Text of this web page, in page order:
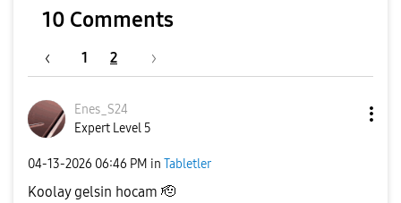
10 Comments
1 2
Enes_S24
Expert Level 5
‎04-13-2026 06:46 PM in Tabletler
Koolay gelsin hocam 🫡